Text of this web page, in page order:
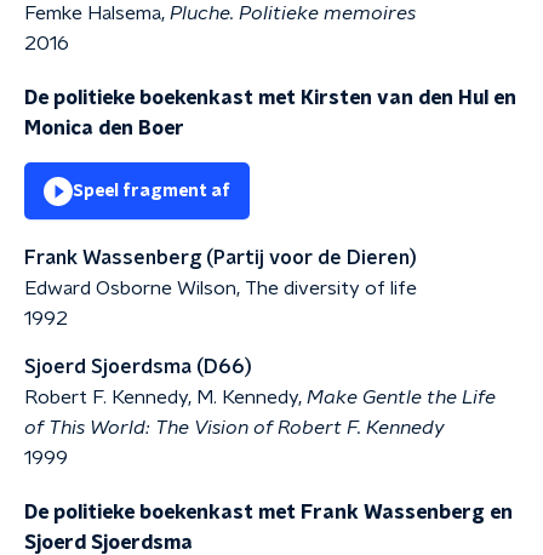
Femke Halsema, Pluche. Politieke memoires
2016
De politieke boekenkast met Kirsten van den Hul en
Monica den Boer
Speel fragment af
Frank Wassenberg (Partij voor de Dieren)
Edward Osborne Wilson, The diversity of life
1992
Sjoerd Sjoerdsma (D66)
Robert F. Kennedy, M. Kennedy, Make Gentle the Life
of This World: The Vision of Robert F. Kennedy
1999
De politieke boekenkast met Frank Wassenberg en
Sjoerd Sjoerdsma